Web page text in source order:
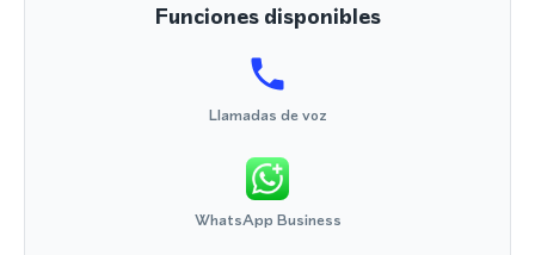
Funciones disponibles
Llamadas de voz
WhatsApp Business